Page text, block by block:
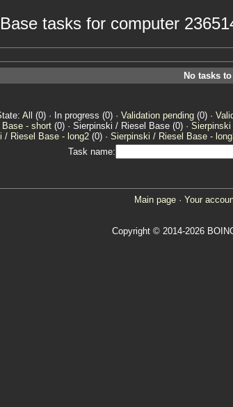
tasks for computer
No tasks
All (0) · In progress (0) · Validation pending (0) ·
Base - short(0) · Sierpinski / Riesel Base (0) ·
/ Riesel Base - long2(0) · Sierpinski / Riesel Base -
Task name:
Main page · Your
Copyright © 2014-2026